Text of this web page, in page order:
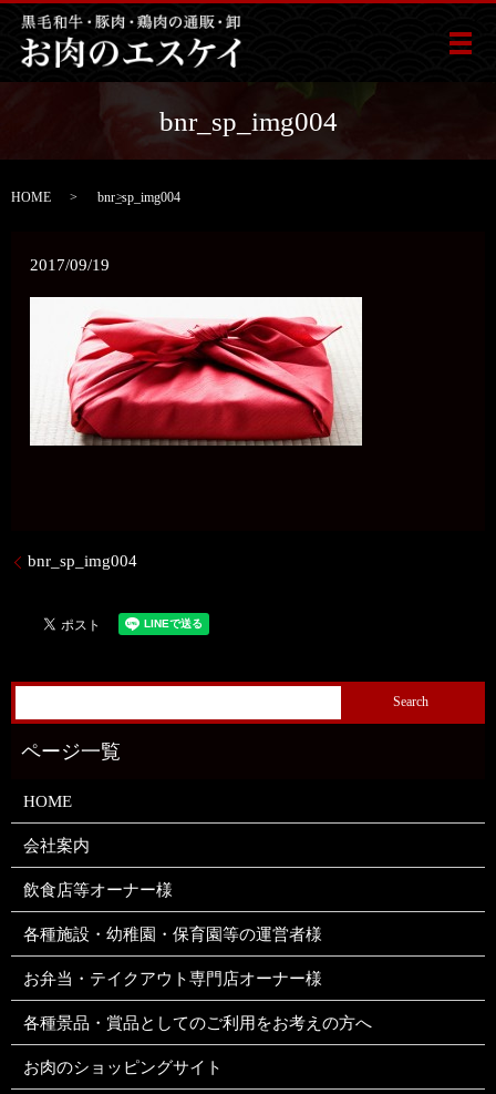
メ
bnr_sp_img004
HOME bnr_sp_img004
2017/09/19
bnr_sp_img004
HOME
会社案内
飲食店等オーナー様
各種施設・幼稚園・保育園等の運営者様
お弁当・テイクアウト専門店オーナー様
各種景品・賞品としてのご利用をお考えの方へ
お肉のショッピングサイト